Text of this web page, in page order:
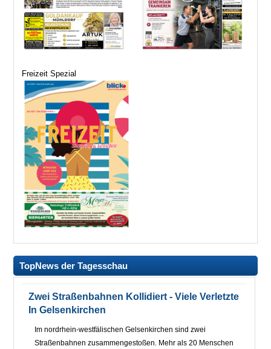
Freizeit Spezial
TopNews der Tagesschau
Zwei Straßenbahnen Kollidiert - Viele Verletzte
In Gelsenkirchen
Im nordrhein-westfälischen Gelsenkirchen sind zwei
Straßenbahnen zusammengestoßen. Mehr als 20 Menschen